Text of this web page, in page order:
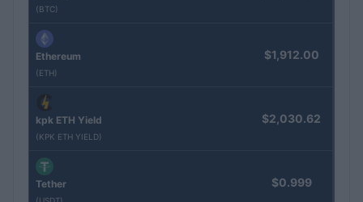
(BTC)
Ethereum
(ETH)
$1,912.00
kpk ETH Yield
(KPK ETH YIELD)
$2,030.62
Tether $0.999